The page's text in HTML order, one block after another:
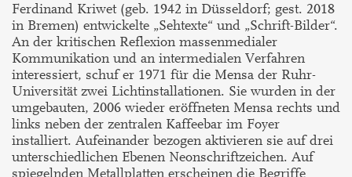
Ferdinand Kriwet (geb. 1942 in Düsseldorf; gest. 2018
in Bremen) entwickelte „Sehtexte“ und „Schrift-Bilder“.
An der kritischen Reflexion massenmedialer
Kommunikation und an intermedialen Verfahren
interessiert, schuf er 1971 für die Mensa der Ruhr-
Universität zwei Lichtinstallationen. Sie wurden in der
umgebauten, 2006 wieder eröffneten Mensa rechts und
links neben der zentralen Kaffeebar im Foyer
installiert. Aufeinander bezogen aktivieren sie auf drei
unterschiedlichen Ebenen Neonschriftzeichen. Auf